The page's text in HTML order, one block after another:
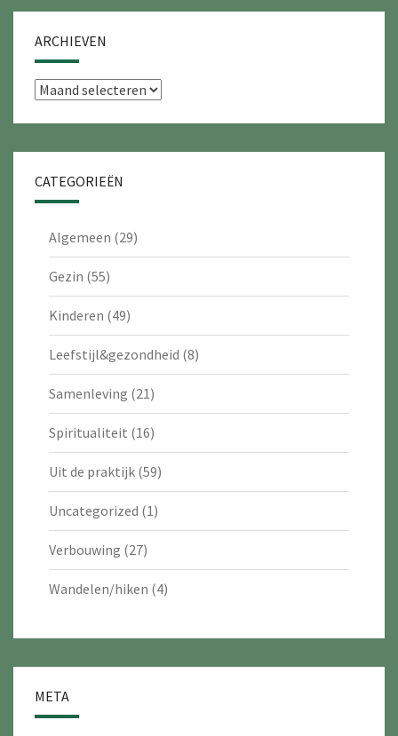
ARCHIEVEN
Archieven
CATEGORIEËN
Algemeen (29)
Gezin (55)
Kinderen (49)
Leefstijl&gezondheid (8)
Samenleving (21)
Spiritualiteit (16)
Uit de praktijk (59)
Uncategorized (1)
Verbouwing (27)
Wandelen/hiken (4)
META